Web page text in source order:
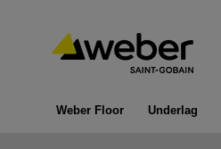
Weber Floor Underlag